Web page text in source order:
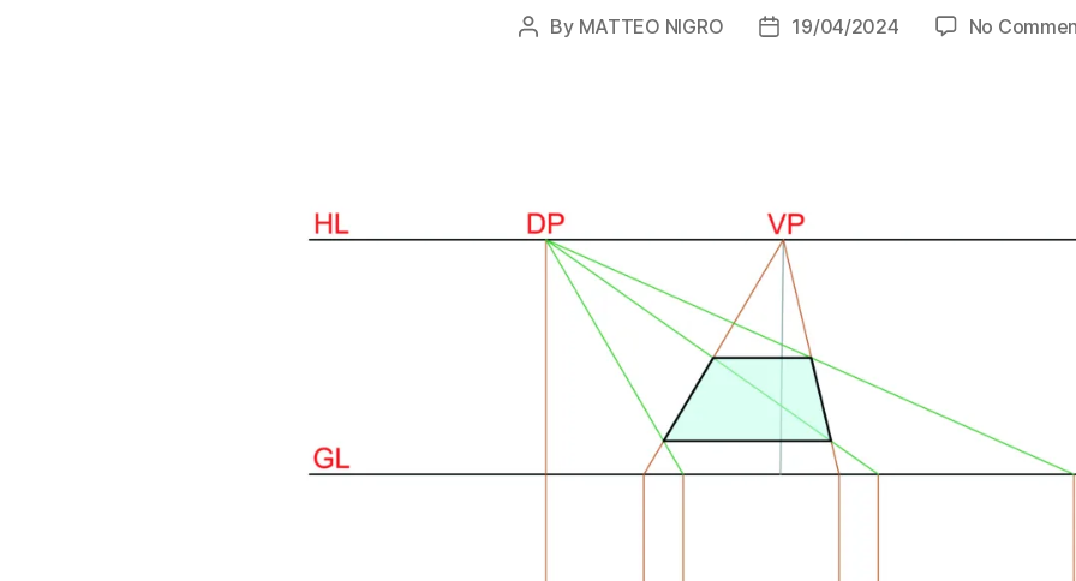
Post
By MATTEO NIGRO
Post19/04/2024 No